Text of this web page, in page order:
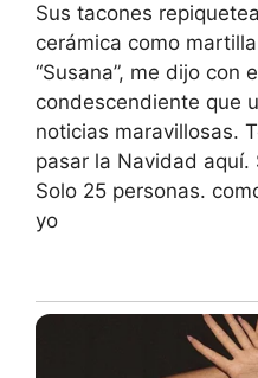
Sus tacones
cerámica como
“Susana”, me dijo con
condescendiente que
noticias maravillosas.
pasar la Navidad aquí.
Solo 25 personas.
yo